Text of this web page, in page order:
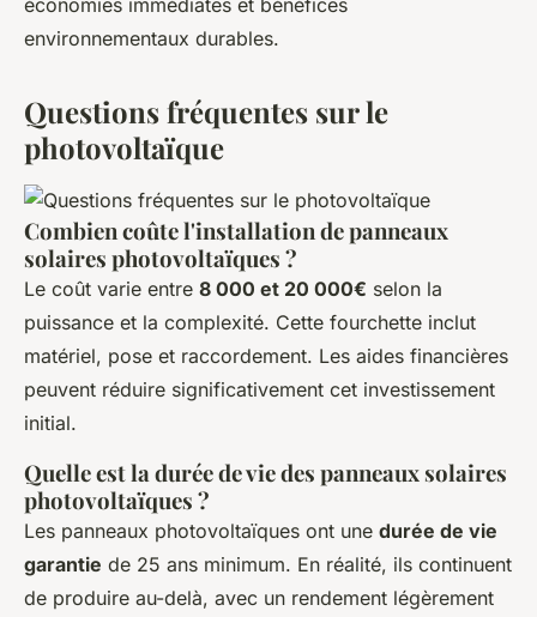
environnementaux durables.
Questions fréquentes sur le
photovoltaïque
Combien coûte l'installation de panneaux
solaires photovoltaïques ?
Le coût varie entre 8 000 et 20 000€ selon la
puissance et la complexité. Cette fourchette inclut
matériel, pose et raccordement. Les aides financières
peuvent réduire significativement cet investissement
initial.
Quelle est la durée de vie des panneaux solaires
photovoltaïques ?
Les panneaux photovoltaïques ont une durée de vie
garantie de 25 ans minimum. En réalité, ils continuent
de produire au-delà, avec un rendement légèrement